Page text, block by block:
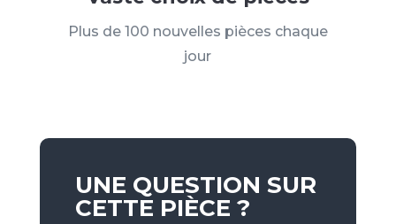
Plus de 100 nouvelles pièces chaque
jour
UNE QUESTION SUR
CETTE PIÈCE ?